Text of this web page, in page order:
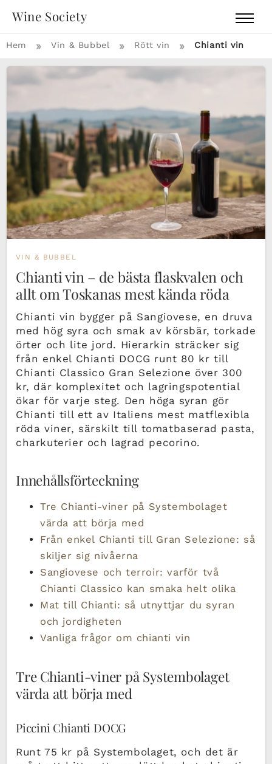
Wine Society
Hem » Vin & Bubbel » Rött vin » Chianti vin
VIN & BUBBEL
Chianti vin – de bästa flaskvalen och
allt om Toskanas mest kända röda
Chianti vin bygger på Sangiovese, en druva
med hög syra och smak av körsbär, torkade
örter och lite jord. Hierarkin sträcker sig
från enkel Chianti DOCG runt 80 kr till
Chianti Classico Gran Selezione över 300
kr, där komplexitet och lagringspotential
ökar för varje steg. Den höga syran gör
Chianti till ett av Italiens mest matflexibla
röda viner, särskilt till tomatbaserad pasta,
charkuterier och lagrad pecorino.
Innehållsförteckning
Tre Chianti-viner på Systembolaget
värda att börja med
Från enkel Chianti till Gran Selezione: så
skiljer sig nivåerna
Sangiovese och terroir: varför två
Chianti Classico kan smaka helt olika
Mat till Chianti: så utnyttjar du syran
och jordigheten
Vanliga frågor om chianti vin
Tre Chianti-viner på Systembolaget
värda att börja med
Piccini Chianti DOCG
Runt 75 kr på Systembolaget, och det är